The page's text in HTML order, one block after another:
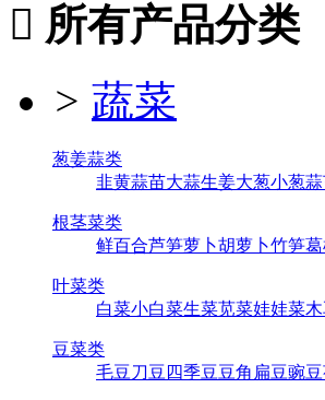
 所有产品分类
> 蔬菜
葱姜蒜类
韭黄蒜苗大蒜生姜大葱小葱
根茎菜类
鲜百合芦笋萝卜胡萝卜竹笋
叶菜类
白菜小白菜生菜苋菜娃娃菜
豆菜类
毛豆刀豆 四季豆豆角 扁豆豌豆